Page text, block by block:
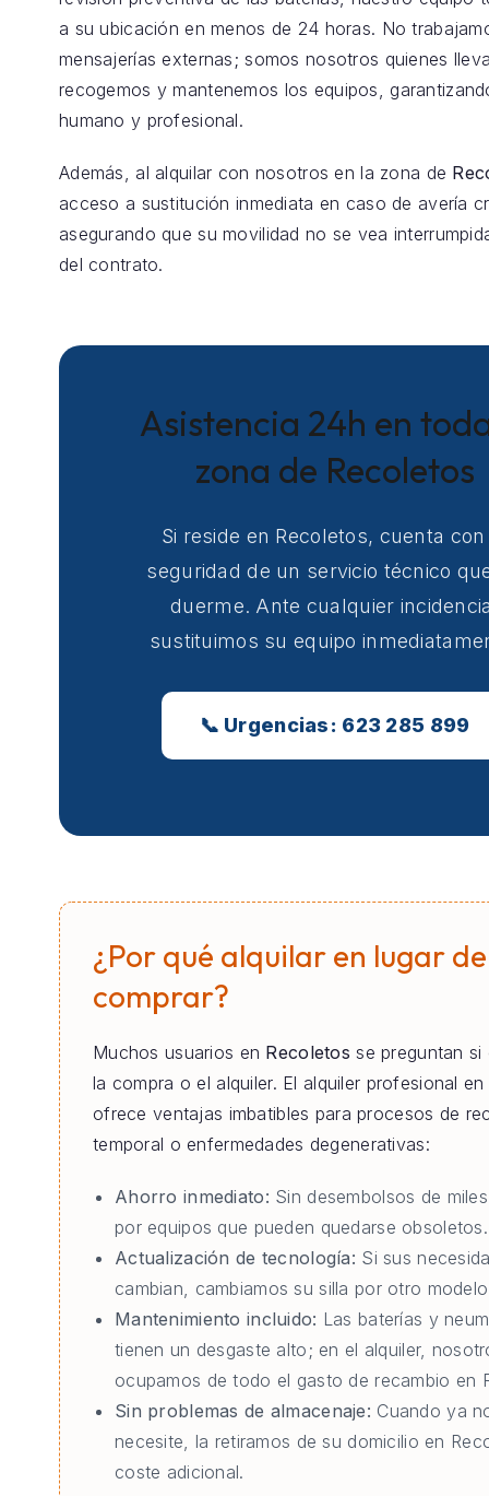
a su ubicación en menos de 24 horas. No
mensajerías externas; somos nosotros quienes
recogemos y mantenemos los equipos,
humano y profesional.
Además, al alquilar con nosotros en la zona de
acceso a sustitución inmediata en caso de avería
asegurando que su movilidad no se vea
del contrato.
Asistencia 24h en
zona de Recoletos
Si reside en Recoletos, cuenta
seguridad de un servicio técnico
duerme. Ante cualquier
sustituimos su equipo
📞 Urgencias: 623 285 899
¿Por qué alquilar en lugar de
comprar?
Muchos usuarios en Recoletos se preguntan si
la compra o el alquiler. El alquiler profesional en
ofrece ventajas imbatibles para procesos de
temporal o enfermedades degenerativas:
Ahorro inmediato: Sin desembolsos de
por equipos que pueden quedarse obsoletos.
Actualización de tecnología: Si sus
cambian, cambiamos su silla por otro
Mantenimiento incluido: Las baterías y
tienen un desgaste alto; en el alquiler,
ocupamos de todo el gasto de recambio en
Sin problemas de almacenaje: Cuando ya
necesite, la retiramos de su domicilio en
coste adicional.